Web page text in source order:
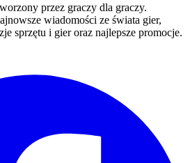
przez graczy dla graczy.
wiadomości ze świata gier,
sprzętu i gier oraz najlepsze promocje.